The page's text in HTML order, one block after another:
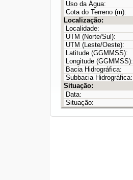
Uso da Água:
Cota do Terreno (m):
Localização:
Localidade:
UTM (Norte/Sul):
UTM (Leste/Oeste):
Latitude (GGMMSS):
Longitude (GGMMSS):
Bacia Hidrográfica:
Subbacia Hidrográfica:
Situação:
Data:
Situação: